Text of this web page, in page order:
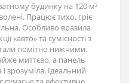
будинку на 120 м²
Працює тихо, гріє
Особливо вразила
«авто» та сумісності з
помітно нижчими.
миттєво, а панель
зрозуміла. Ідеальний